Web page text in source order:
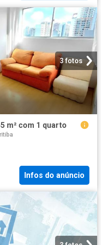
3 fotos
m² com 1 quarto
Infos do anúncio